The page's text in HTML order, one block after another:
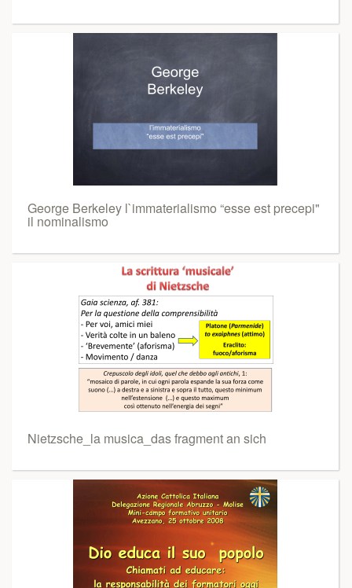
George Berkeley l`immaterialismo “esse est precepi"
il nominalismo
Nietzsche_la musica_das fragment an sich